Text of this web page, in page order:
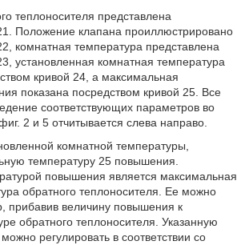
теплоносителя представлена
Положение клапана проиллюстрировано
комнатная температура представлена
установленная комнатная температура
кривой 24, а максимальная
показана посредством кривой 25. Все
соответствующих параметров во
2 и 5 отчитывается слева направо.
комнатной температуры,
температуру 25 повышения.
повышения является максимальная
обратного теплоносителя. Ее можно
прибавив величину повышения к
обратного теплоносителя. Указанную
регулировать в соответствии со